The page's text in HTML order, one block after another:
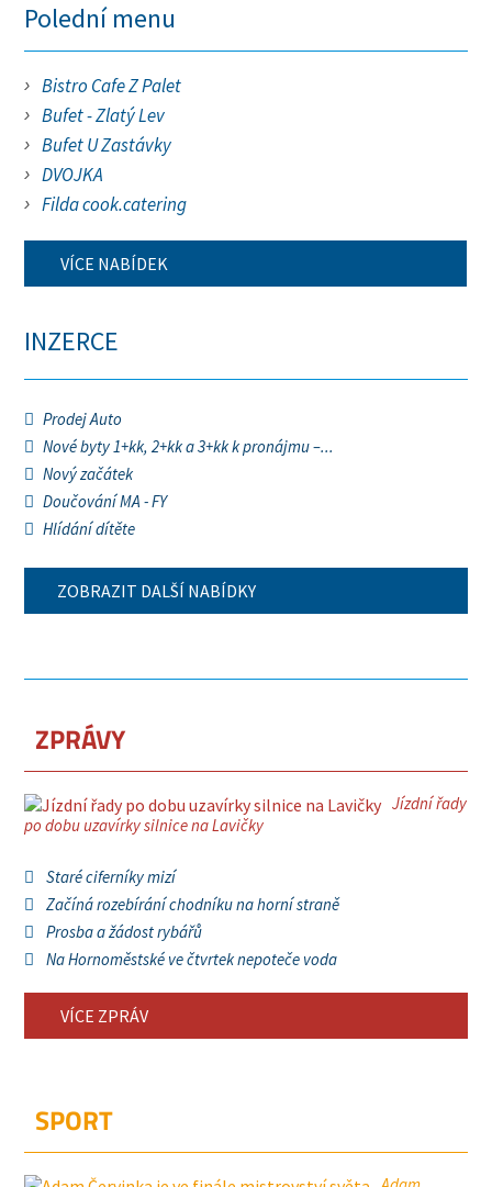
Polední menu
Bistro Cafe Z Palet
Bufet - Zlatý Lev
Bufet U Zastávky
DVOJKA
Filda cook.catering
VÍCE NABÍDEK
INZERCE
Prodej Auto
Nové byty 1+kk, 2+kk a 3+kk k pronájmu –...
Nový začátek
Doučování MA - FY
Hlídání dítěte
ZOBRAZIT DALŠÍ NABÍDKY
ZPRÁVY
Jízdní řady
po dobu uzavírky silnice na Lavičky
Staré ciferníky mizí
Začíná rozebírání chodníku na horní straně
Prosba a žádost rybářů
Na Hornoměstské ve čtvrtek nepoteče voda
VÍCE ZPRÁV
SPORT